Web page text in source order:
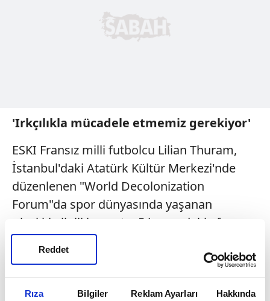
Rıza Bilgiler Reklam Ayarları Hakkında
Reddet
'Irkçılıkla mücadele etmemiz gerekiyor'
ESKI Fransız milli futbolcu Lilian Thuram,
İstanbul'daki Atatürk Kültür Merkezi'nde
düzenlenen "World Decolonization
Forum"da spor dünyasında yaşanan
ırkçılıkla ilgili konuştu. 54 yaşındaki efsane
şu ifadeleri kullandı: ''Aslında 9 yaşında
siyahi olduğumu öğrendim. Beni bu konuda
sportif açıdan eğiten kişi Muhammed Ali
oldu. Bir kaleciye maç sırasında muzlar